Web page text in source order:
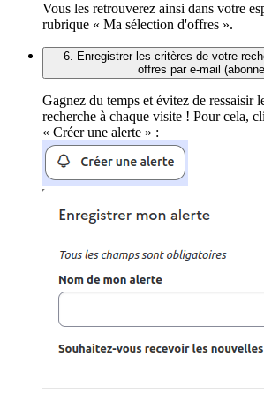
Vous les retrouverez ainsi dans votre
rubrique « Ma sélection d'offres ».
6. Enregistrer les critères de votre
offres par e-mail
Gagnez du temps et évitez de ressaisir
recherche à chaque visite ! Pour cela,
« Créer une alerte » :